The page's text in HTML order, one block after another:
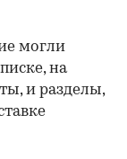
могли
на
и разделы,